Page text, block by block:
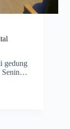
gedung
Senin…